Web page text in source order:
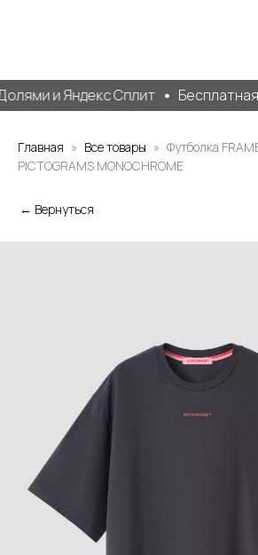
и Яндекс Сплит
Главная Все товары
Футболка
PICTOGRAMS MONOCHROME
← Вернуться